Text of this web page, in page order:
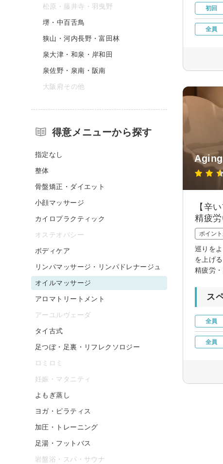
初回
全員
【辛
精疲
ポイン
巡りを
を上げ
精疲労
ス
全員
全員
松原・藤井寺・羽曳野
堺・中百舌鳥
狭山・河内長野・富田林
泉大津・和泉・岸和田
泉佐野・泉南・阪南
大阪府その他
得意メニューから探す
指定なし
整体
骨盤矯正・ダイエット
小顔マッサージ
カイロプラクティック
オステオパシー
ボディケア
リンパマッサージ・リンパドレナージュ
オイルマッサージ
アロマトリートメント
アーユルヴェーダ
タイ古式
足つぼ・足裏・リフレクソロジー
ロミロミ
妊娠・マタニティ
よもぎ蒸し
ヨガ・ピラティス
加圧・トレーニング
足湯・フットバス
岩盤浴・スパ・サウナ